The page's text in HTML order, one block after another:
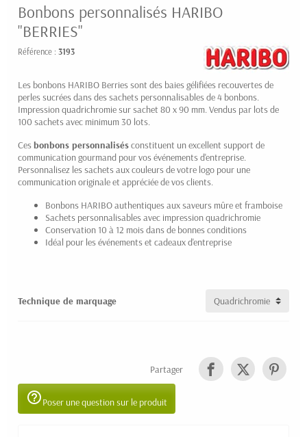
Bonbons personnalisés HARIBO
"BERRIES"
Référence : 3193
Les bonbons HARIBO Berries sont des baies gélifiées recouvertes de
perles sucrées dans des sachets personnalisables de 4 bonbons.
Impression quadrichromie sur sachet 80 x 90 mm. Vendus par lots de
100 sachets avec minimum 30 lots.
Cesbonbons personnalisésconstituent un excellent support de
communication gourmand pour vos événements d'entreprise.
Personnalisez les sachets aux couleurs de votre logo pour une
communication originale et appréciée de vos clients.
Bonbons HARIBO authentiques aux saveurs mûre et framboise
Sachets personnalisables avec impression quadrichromie
Conservation 10 à 12 mois dans de bonnes conditions
Idéal pour les événements et cadeaux d'entreprise
Technique de marquage
Partager
help_outlinePoser une question sur le produit